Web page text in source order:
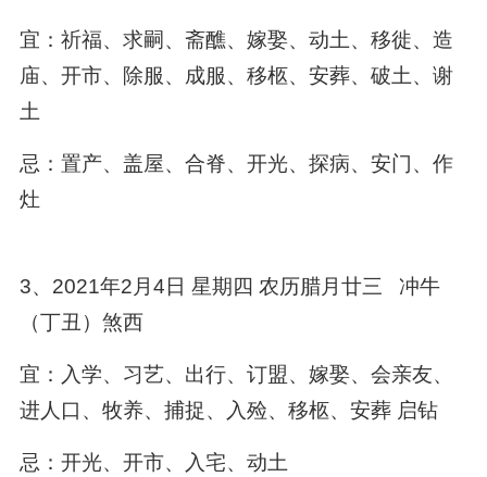
宜：祈福、求嗣、斋醮、嫁娶、动土、移徙、造
庙、开市、除服、成服、移柩、安葬、破土、谢
土
忌：置产、盖屋、合脊、开光、探病、安门、作
灶
3、2021年2月4日 星期四 农历腊月廿三 冲牛
（丁丑）煞西
宜：入学、习艺、出行、订盟、嫁娶、会亲友、
进人口、牧养、捕捉、入殓、移柩、安葬 启钻
忌：开光、开市、入宅、动土